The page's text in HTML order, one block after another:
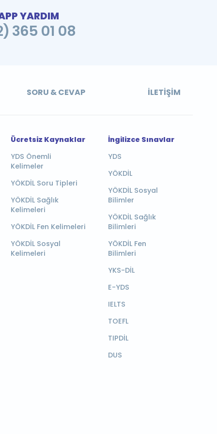
YARDIM
365 01 08
SORU & CEVAP İLETIŞIM
Ücretsiz Kaynaklar
YDS Önemli
Kelimeler
YÖKDİL Soru Tipleri
YÖKDİL Sağlık
Kelimeleri
YÖKDİL Fen Kelimeleri
YÖKDİL Sosyal
Kelimeleri
İngilizce Sınavlar
YDS
YÖKDİL
YÖKDİL Sosyal
Bilimler
YÖKDİL Sağlık
Bilimleri
YÖKDİL Fen
Bilimleri
YKS-DİL
E-YDS
IELTS
TOEFL
TIPDİL
DUS